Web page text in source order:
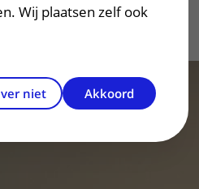
Wij plaatsen zelf ook
niet Akkoord